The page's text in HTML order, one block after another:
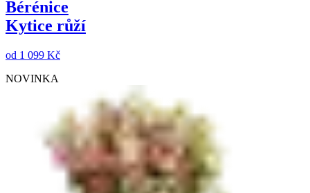
Vyberte druhy květin
Bérénice
Kytice růží
od 1 099 Kč
NOVINKA